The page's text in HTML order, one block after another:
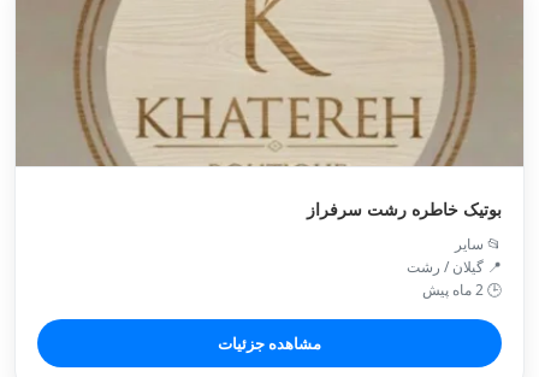
بوتیک خاطره رشت سرفراز
📂 سایر
📍 گیلان / رشت
🕒 2 ماه پیش
مشاهده جزئیات